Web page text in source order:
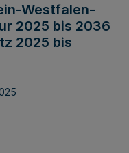
Westfalen-
2025 bis 2036
2025 bis